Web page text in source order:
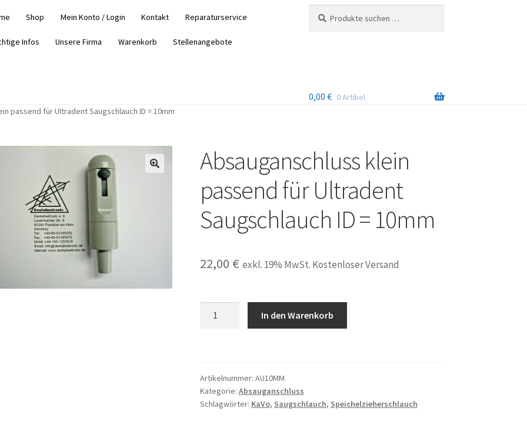
Shop Mein Konto / Login Kontakt Reparaturservice
Infos Unsere Firma Warenkorb Stellenangebote
nach:
0,00 € 0 Artikel
passend für Ultradent Saugschlauch ID = 10mm
Absauganschluss klein
passend für Ultradent
Saugschlauch ID = 10mm
22,00 € exkl. 19% MwSt. Kostenloser Versand
Saugschlauch
ID
In den Warenkorb
Artikelnummer: AU10MM
Kategorie: Absauganschluss
Schlagwörter: KaVo, Saugschlauch, Speichelzieherschlauch